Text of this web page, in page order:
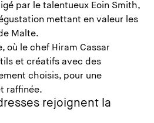
par le talentueux Eoin Smith,
mettant en valeur les
Malte.
où le chef Hiram Cassar
et créatifs avec des
choisis, pour une
raffinée.
rejoignent la